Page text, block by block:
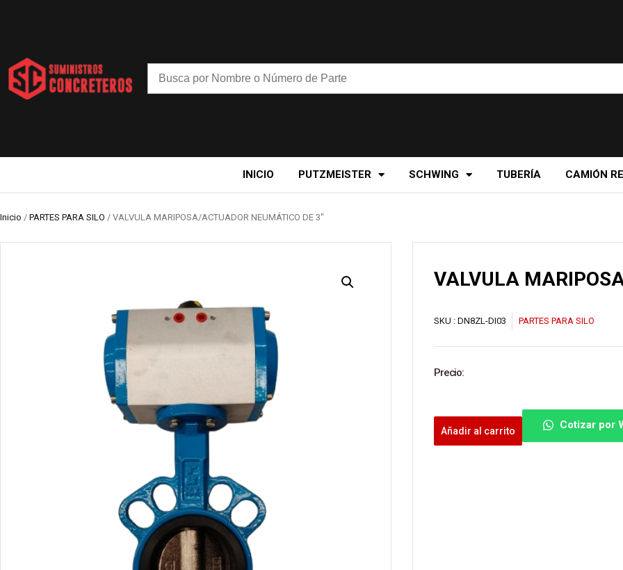
INICIO PUTZMEISTER SCHWING TUBERÍA CAMIÓN
Inicio / PARTES PARA SILO / VALVULA MARIPOSA/ACTUADOR NEUMÁTICO DE 3″
VALVULA
SKU : DN8ZL-DI03 PARTES PARA SILO
Precio:
Añadir al carrito Cotizar por